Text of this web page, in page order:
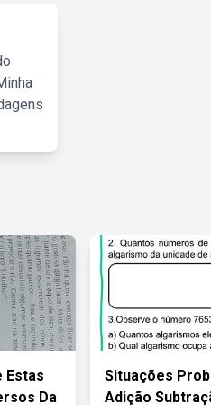
Estas
Da
Situações
Adição